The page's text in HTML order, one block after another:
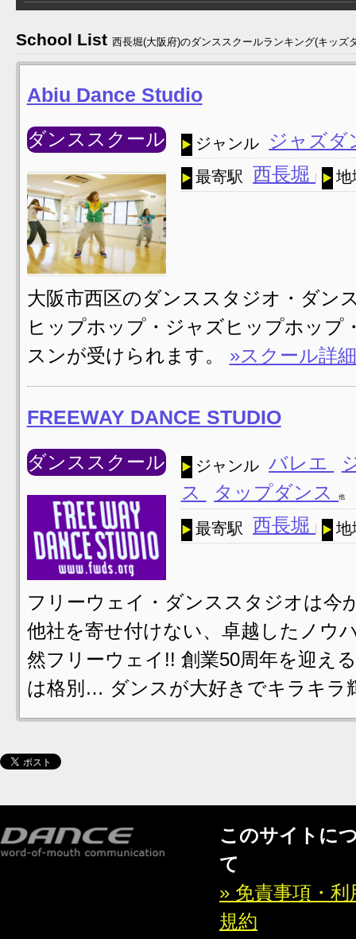
School List 西長堀(大阪府)のダンススクールランキング(キッズ
Abiu Dance Studio
ダンススクール ジャンル ジャズ
最寄駅 西長堀 地
大阪市西区のダンススタジオ・ダン
ヒップホップ・ジャズヒップホップ
スンが受けられます。 »スクール詳細
FREEWAY DANCE STUDIO
ダンススクール ジャンル バレエ
ス
タップダンス他
最寄駅 西長堀 地
フリーウェイ・ダンススタジオは今
他社を寄せ付けない、卓越したノウ
然フリーウェイ!! 創業50周年を迎え
は格別… ダンスが大好きでキラキ
このサイトに
て
» 免責事項・利
規約